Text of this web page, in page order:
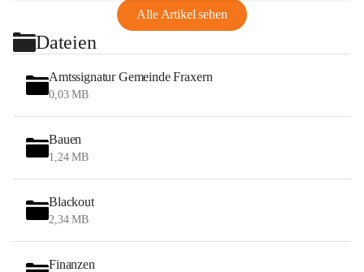
Alle Artikel sehen
Dateien
Amtssignatur Gemeinde Fraxern
0,03 MB
Bauen
1,24 MB
Blackout
2,34 MB
Finanzen